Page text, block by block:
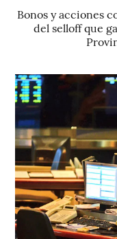
Bonos y acciones
del selloff que